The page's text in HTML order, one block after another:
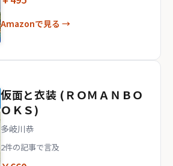
Amazonで見る →
仮面と衣装 (ＲＯＭＡＮＢＯ
ＯＫＳ)
多岐川恭
2件の記事で言及